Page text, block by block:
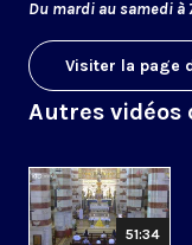
Du mardi au samedi à
Visiter la page
Autres vidéos
51:34